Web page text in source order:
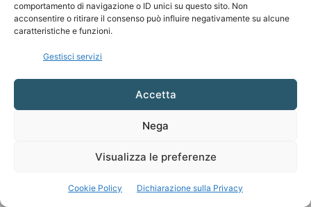
comportamento di navigazione o ID unici su questo sito. Non
acconsentire o ritirare il consenso può influire negativamente su alcune
caratteristiche e funzioni.
Gestisci servizi
Accetta
Nega
Visualizza le preferenze
Cookie Policy Dichiarazione sulla Privacy